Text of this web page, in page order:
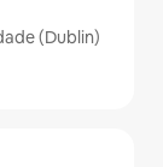
(Dublin)